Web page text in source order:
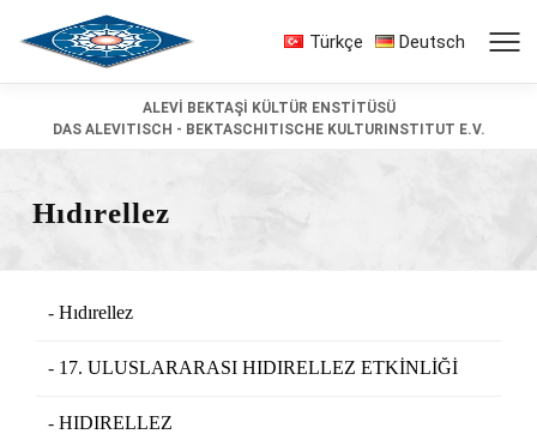
Türkçe Deutsch
ALEVİ BEKTAŞİ KÜLTÜR ENSTİTÜSÜ
DAS ALEVITISCH - BEKTASCHITISCHE KULTURINSTITUT E.V.
Hıdırellez
Hıdırellez
17. ULUSLARARASI HIDIRELLEZ ETKİNLİĞİ
HIDIRELLEZ